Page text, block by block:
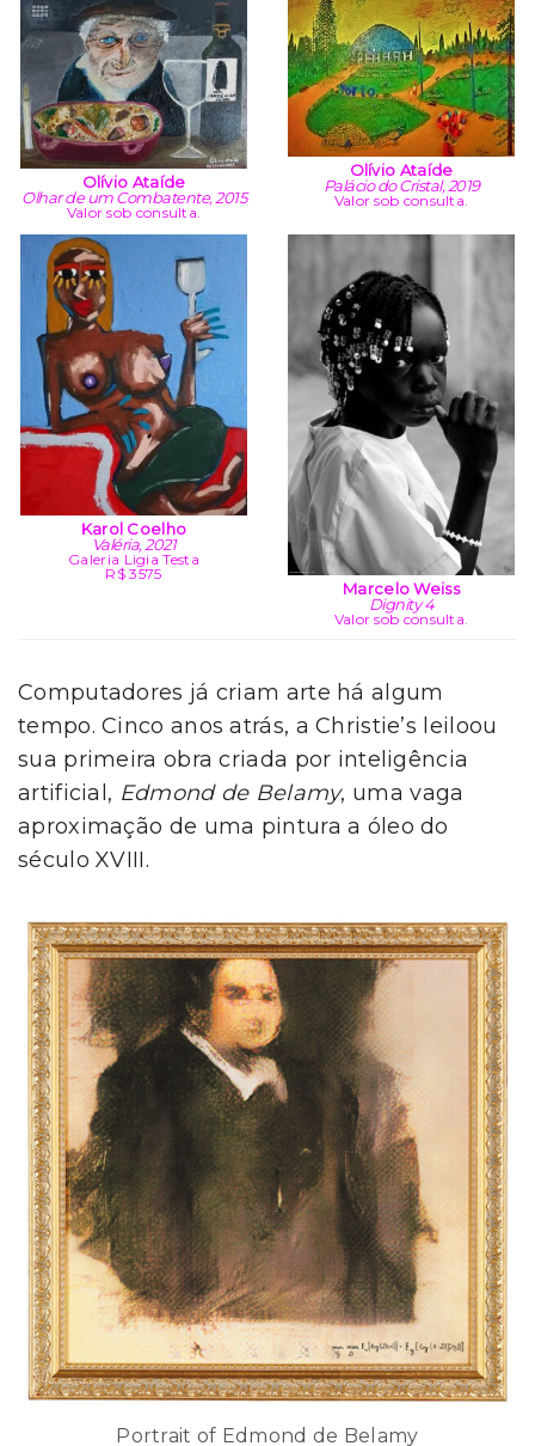
Olívio Ataíde
Olhar de um Combatente, 2015
Valor sob consulta.
Olívio Ataíde
Palácio do Cristal, 2019
Valor sob consulta.
Karol Coelho
Valéria, 2021
Galeria Ligia Testa
R$ 3575
Marcelo Weiss
Dignity 4
Valor sob consulta.
Computadores já criam arte há algum
tempo. Cinco anos atrás, a Christie’s leiloou
sua primeira obra criada por inteligência
artificial, Edmond de Belamy, uma vaga
aproximação de uma pintura a óleo do
século XVIII.
Portrait of Edmond de Belamy